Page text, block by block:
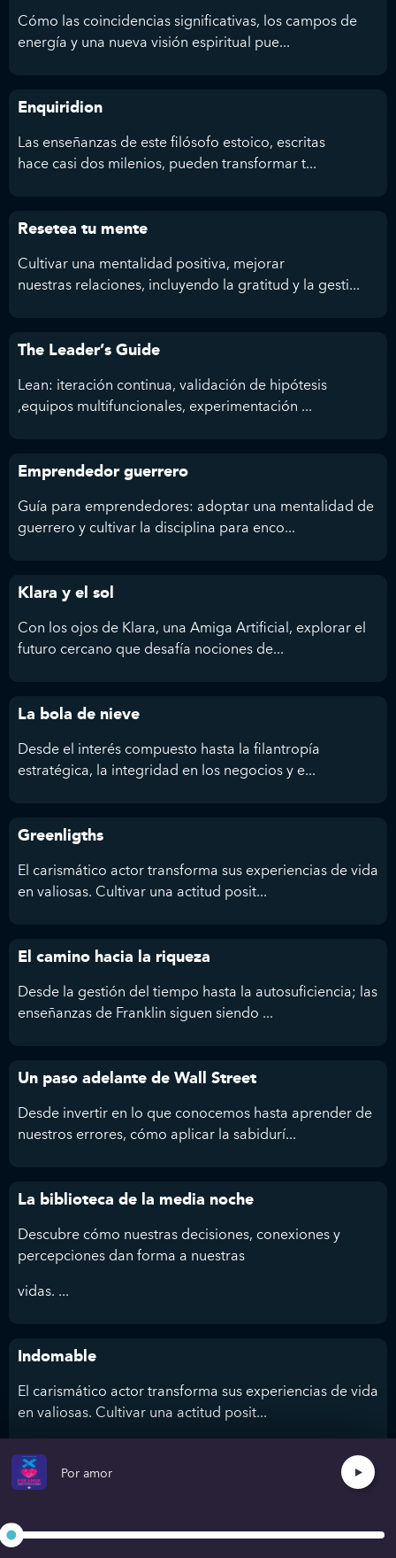
Cómo las coincidencias significativas, los campos de
energía y una nueva visión espiritual pue...
Enquiridion
Las enseñanzas de este filósofo estoico, escritas
hace casi dos milenios, pueden transformar t...
Resetea tu mente
Cultivar una mentalidad positiva, mejorar
nuestras relaciones, incluyendo la gratitud y la gesti...
The Leader’s Guide
Lean: iteración continua, validación de hipótesis
,equipos multifuncionales, experimentación ...
Emprendedor guerrero
Guía para emprendedores: adoptar una mentalidad de
guerrero y cultivar la disciplina para enco...
Klara y el sol
Con los ojos de Klara, una Amiga Artificial, explorar el
futuro cercano que desafía nociones de...
La bola de nieve
Desde el interés compuesto hasta la filantropía
estratégica, la integridad en los negocios y e...
Greenligths
El carismático actor transforma sus experiencias de vida
en valiosas. Cultivar una actitud posit...
El camino hacia la riqueza
Desde la gestión del tiempo hasta la autosuficiencia; las
enseñanzas de Franklin siguen siendo ...
Un paso adelante de Wall Street
Desde invertir en lo que conocemos hasta aprender de
nuestros errores, cómo aplicar la sabidurí...
La biblioteca de la media noche
Descubre cómo nuestras decisiones, conexiones y
percepciones dan forma a nuestras
vidas. ...
Indomable
El carismático actor transforma sus experiencias de vida
en valiosas. Cultivar una actitud posit...
No puedes herirme
“Cookie Jar” mental hasta e...
Por amor